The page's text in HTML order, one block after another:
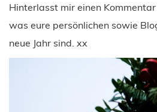
Hinterlasst mir einen
was eure persönlichen sowie
neue Jahr sind. xx